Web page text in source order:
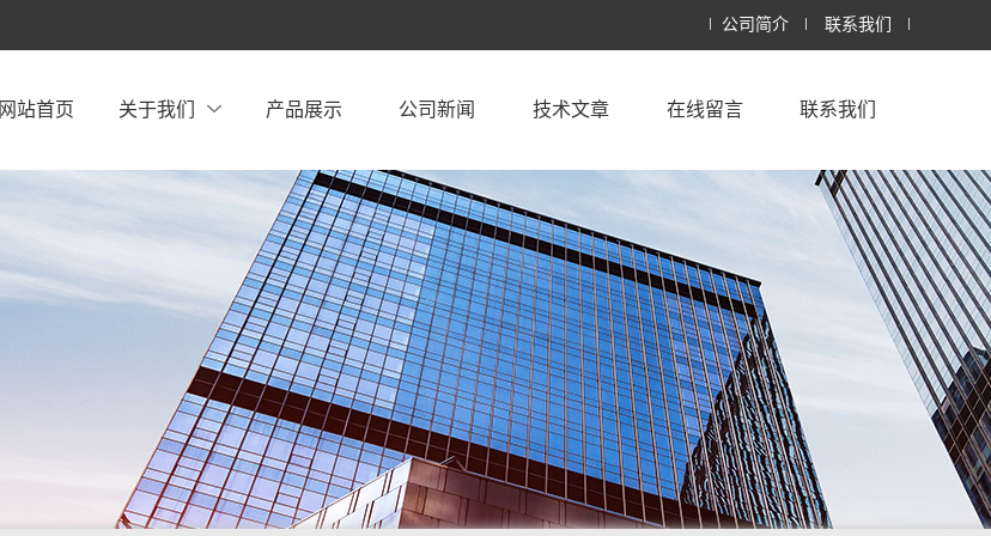
公司简介 联系我们
网站首页 关于我们 产品展示 公司新闻 技术文章 在线留言 联系我们